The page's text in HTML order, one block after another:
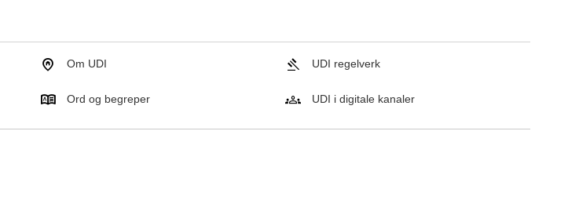
Om UDI UDI regelverk
Ord og begreper UDI i digitale kanaler